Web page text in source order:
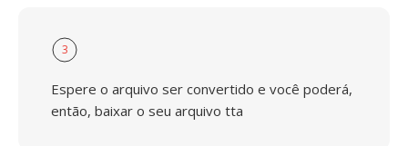
3
Espere o arquivo ser convertido e você poderá,
então, baixar o seu arquivo tta